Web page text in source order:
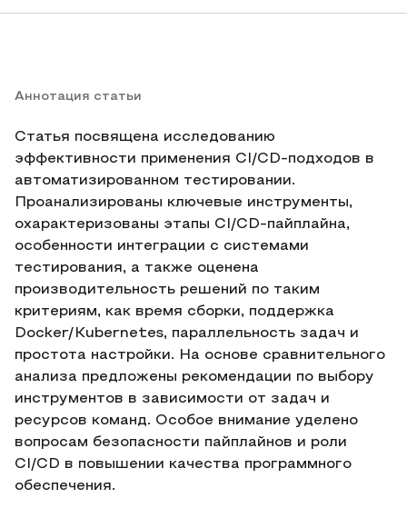
Аннотация статьи
Статья посвящена исследованию
эффективности применения CI/CD-подходов в
автоматизированном тестировании.
Проанализированы ключевые инструменты,
охарактеризованы этапы CI/CD-пайплайна,
особенности интеграции с системами
тестирования, а также оценена
производительность решений по таким
критериям, как время сборки, поддержка
Docker/Kubernetes, параллельность задач и
простота настройки. На основе сравнительного
анализа предложены рекомендации по выбору
инструментов в зависимости от задач и
ресурсов команд. Особое внимание уделено
вопросам безопасности пайплайнов и роли
CI/CD в повышении качества программного
обеспечения.